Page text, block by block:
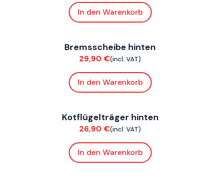
In den Warenkorb
Bremsscheibe hinten
29,90 €(incl. VAT)
In den Warenkorb
Kotflügelträger hinten
26,90 €(incl. VAT)
In den Warenkorb